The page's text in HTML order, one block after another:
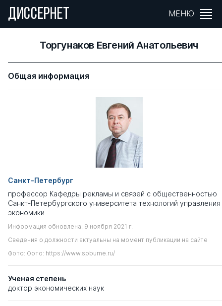
ДИССЕРНЕТ МЕНЮ
Торгунаков Евгений Анатольевич
Общая информация
Санкт-Петербург
профессор Кафедры рекламы и связей с общественностью
Санкт-Петербургского университета технологий управления
экономики
Информация обновлена: 9 ноября 2021 г.
Сведения о должности актуальны на момент публикации на сайте
Фото: Фото: https://www.spbume.ru/
Ученая степень
доктор экономических наук